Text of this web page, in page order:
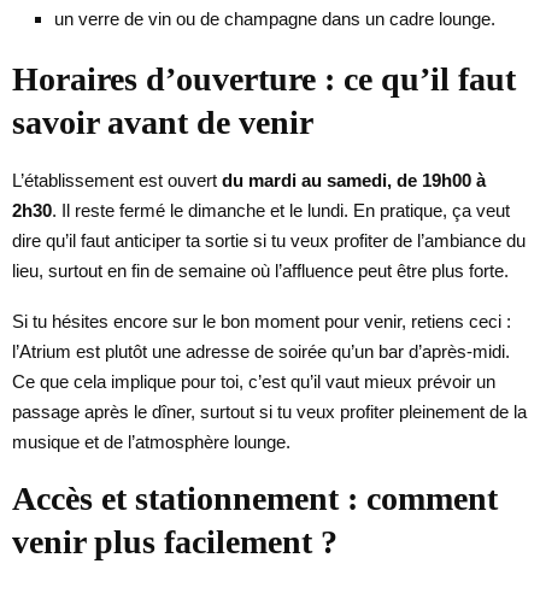
un verre de vin ou de champagne dans un cadre lounge.
Horaires d’ouverture : ce qu’il faut
savoir avant de venir
L’établissement est ouvert du mardi au samedi, de 19h00 à
2h30. Il reste fermé le dimanche et le lundi. En pratique, ça veut
dire qu’il faut anticiper ta sortie si tu veux profiter de l’ambiance du
lieu, surtout en fin de semaine où l’affluence peut être plus forte.
Si tu hésites encore sur le bon moment pour venir, retiens ceci :
l’Atrium est plutôt une adresse de soirée qu’un bar d’après-midi.
Ce que cela implique pour toi, c’est qu’il vaut mieux prévoir un
passage après le dîner, surtout si tu veux profiter pleinement de la
musique et de l’atmosphère lounge.
Accès et stationnement : comment
venir plus facilement ?